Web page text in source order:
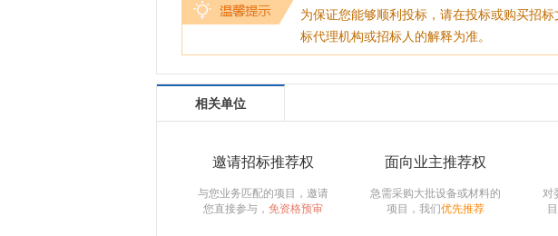
为保证您能够顺利投标，请在投标或购买招
标代理机构或招标人的解释为准。
相关单位
邀请招标推荐权
与您业务匹配的项目，邀请
您直接参与， 免资格预审
面向业主推荐权
急需采购大批设备或材料的
项目，我们优先推荐
对